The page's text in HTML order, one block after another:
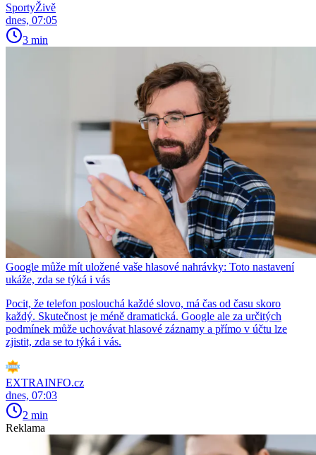
SportyŽivě
dnes, 07:05
3 min
Google může mít uložené vaše hlasové nahrávky: Toto nastavení
ukáže, zda se týká i vás
Pocit, že telefon poslouchá každé slovo, má čas od času skoro
každý. Skutečnost je méně dramatická. Google ale za určitých
podmínek může uchovávat hlasové záznamy a přímo v účtu lze
zjistit, zda se to týká i vás.
EXTRAINFO.cz
dnes, 07:03
2 min
Reklama